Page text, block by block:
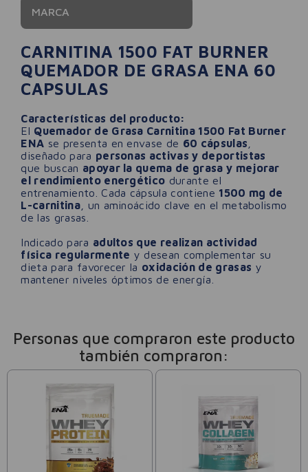
MARCA
CARNITINA 1500 FAT BURNER
QUEMADOR DE GRASA ENA 60
CAPSULAS
Características del producto:
El Quemador de Grasa Carnitina 1500 Fat Burner
ENA se presenta en envase de 60 cápsulas
diseñado para personas activas y deportistas
que buscan apoyar la quema de grasa y mejorar
el rendimiento energético durante el
entrenamiento. Cada cápsula contiene 1500 mg de
L-carnitina, un aminoácido clave en el metabolismo
de las grasas.
Indicado para adultos que realizan actividad
física regularmente y desean complementar su
dieta para favorecer la oxidación de grasas y
mantener niveles óptimos de energía.
Personas que compraron este producto
también compraron: